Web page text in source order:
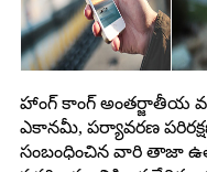
హాంగ్ కాంగ్ అంతర్జాతీయ
ఎకానమీ, పర్యావరణ
సంబంధించిన వారి తాజా